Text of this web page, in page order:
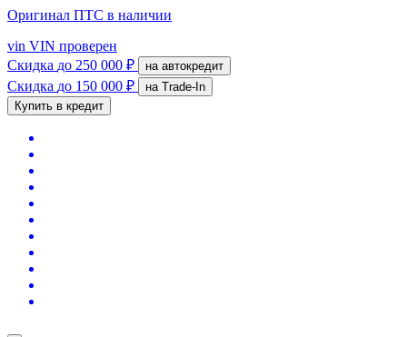
Оригинал ПТС в наличии
vin VIN проверен
Скидка до 250 000 ₽ на автокредит
Скидка до 150 000 ₽
на Trade-In
Купить в кредит